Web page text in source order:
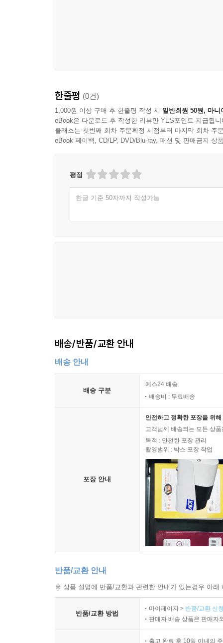
별도의 책을 썼다. 여기에서는 90년대 후반기의
기준 삼아 장을 나누고, 제1권에 결여되어 있
부에노스아이레스에 모두 살아 본 사람으로서
부에노스아이레스는 단순히 성찰의 외적 대상이
그 사이를 떠다니는 진실들을 포착하기
누구나 한 번은 도시를 걷는다. 우리가 걷는 도
지구화 시대의 부에노스아이레스를 보여 준다.
수용하게 되었고, 나아가 지역적인 것을 세계로 확
현대 도시가 모두 천편일률적인 모습을 하고 있
속에서,?그리고?낯선?이들과의?불가피한?접촉
(私)와 공(公), 개인과 사회, 주관과 객관, 로컬과
경계를 초월하는 문제이며, 인류의 운명 그 자체와
도시와 함께 살아가는 이들을 위하여,
일상의 소외에서 벗어나 삶을 향유하기
일상성의 소외는 진부함, 어리석음, 추악함, 지
방식은 물론 다르다. 대중계급에게는 필수불가
위해서는 기술과 소비가 가져다주는 풍요로움을
말한다. 부에노스아이레스라는 독특한 문화적 공
것이다.
한줄평 (0건)
1,000원 이상 구매 후 한줄평 작성 시 일반회원 50원, 마니
eBook은 다운로드 후 작성한 리뷰만 YES포인트 지급됩니
클래스는 첫번째 회차 주문확정 시점부터 마지막 회차 주
eBook 페이백, CD/LP, DVD/Blu-ray, 패션 및 판매금지 상
평점
한글 기준 50자까지 작성가능
배송/반품/교환 안내
배송 안내
배송 구분
예스24 배송
배송비 : 무료배송
포장 안내
안전하고 정확한 포장을 위
고객님께 배송되는 모든 상
목적 : 안전한 포장 관리
촬영범위 : 박스 포장 작업
반품/교환 안내
※ 상품 설명에 반품/교환과 관련한 안내가 있는경우 아
반품/교환 방법
마이페이지 > 반품/교환 신
판매자 배송 상품은 판매자
출고 완료 후 10일 이내의